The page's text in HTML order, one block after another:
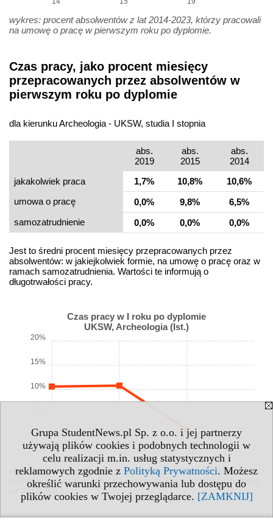
Grupa StudentNews.pl Sp. z o.o. i jej partnerzy
używają plików cookies i podobnych technologii w
celu realizacji m.in. usług statystycznych i
reklamowych zgodnie z Polityką Prywatności. Możesz
określić warunki przechowywania lub dostępu do
plików cookies w Twojej przeglądarce. [ZAMKNIJ]
wykres: procent absolwentów z lat 2014-2023, którzy pracowali
na umowę o pracę w pierwszym roku po dyplomie.
Czas pracy, jako procent miesięcy
przepracowanych przez absolwentów w
pierwszym roku po dyplomie
dla kierunku Archeologia - UKSW, studia I stopnia
abs.
2019
abs.
2015
abs.
2014
jakakolwiek praca
1,7% 10,8%
10,6%
umowa o pracę
0,0% 9,8%
6,5%
samo­zatrudnienie
0,0% 0,0% 0,0%
Jest to średni procent miesięcy przepracowanych przez
absolwentów: w jakiejkolwiek formie, na umowę o pracę oraz w
ramach samozatrudnienia. Wartości te informują o
długotrwałości pracy.
Czas pracy w I roku po dyplomie
UKSW, Archeologia (Ist.)
abs.
14
abs.
abs.
0%
10%
15%
20%
wykres: procent miesięcy przepracowanych w jakiejkolwiek
formie w pierwszym roku po dyplomie. Dotyczy absolwentów z
lat 2014-2023.